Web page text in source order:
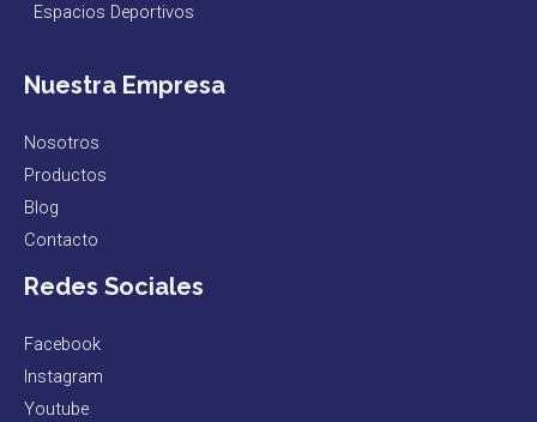
Espacios Deportivos
Nuestra Empresa
Nosotros
Productos
Blog
Contacto
Redes Sociales
Facebook
Instagram
Youtube